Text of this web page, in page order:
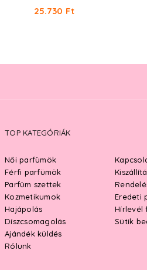
25.730 Ft
TOP KATEGÓRIÁK
Női parfümök
Férfi parfümök
Parfüm szettek
Kozmetikumok
Hajápolás
Díszcsomagolás
Ajándék küldés
Rólunk
Eredeti
Hírlevél
Sütik